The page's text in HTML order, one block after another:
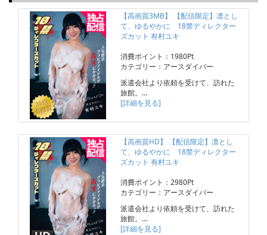
【高画質3MB】 【配信限定】凛とし
て、ゆるやかに 18禁ディレクター
ズカット 有村ユキ
消費ポイント：1980Pt
カテゴリー：アースダイバー
派遣会社より依頼を受けて、訪れた
旅館。…
[詳細を見る]
【高画質HD】 【配信限定】凛とし
て、ゆるやかに 18禁ディレクター
ズカット 有村ユキ
消費ポイント：2980Pt
カテゴリー：アースダイバー
派遣会社より依頼を受けて、訪れた
旅館。…
[詳細を見る]